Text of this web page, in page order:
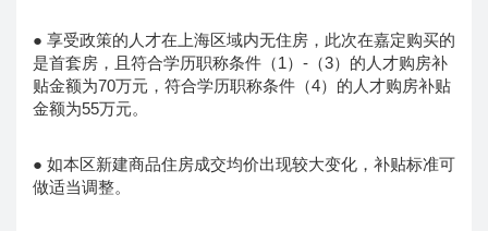
● 享受政策的人才在上海区域内无住房，此次在嘉定购买的
是首套房，且符合学历职称条件（1）-（3）的人才购房补
贴金额为70万元，符合学历职称条件（4）的人才购房补贴
金额为55万元。
● 如本区新建商品住房成交均价出现较大变化，补贴标准可
做适当调整。